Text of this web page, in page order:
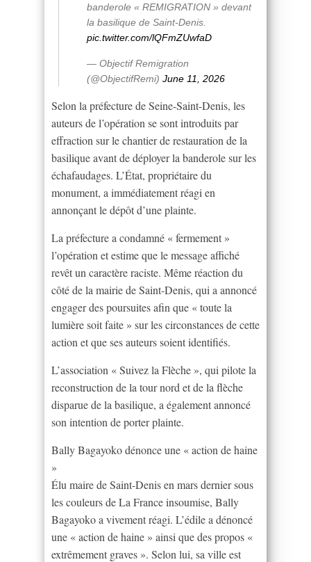
banderole « REMIGRATION » devant
la basilique de Saint-Denis.
pic.twitter.com/lQFmZUwfaD
— Objectif Remigration
(@ObjectifRemi) June 11, 2026
Selon la préfecture de Seine-Saint-Denis, les
auteurs de l’opération se sont introduits par
effraction sur le chantier de restauration de la
basilique avant de déployer la banderole sur les
échafaudages. L’État, propriétaire du
monument, a immédiatement réagi en
annonçant le dépôt d’une plainte.
La préfecture a condamné « fermement »
l’opération et estime que le message affiché
revêt un caractère raciste. Même réaction du
côté de la mairie de Saint-Denis, qui a annoncé
engager des poursuites afin que « toute la
lumière soit faite » sur les circonstances de cette
action et que ses auteurs soient identifiés.
L’association « Suivez la Flèche », qui pilote la
reconstruction de la tour nord et de la flèche
disparue de la basilique, a également annoncé
son intention de porter plainte.
Bally Bagayoko dénonce une « action de haine
»
Élu maire de Saint-Denis en mars dernier sous
les couleurs de La France insoumise, Bally
Bagayoko a vivement réagi. L’édile a dénoncé
une « action de haine » ainsi que des propos «
extrêmement graves ». Selon lui, sa ville est